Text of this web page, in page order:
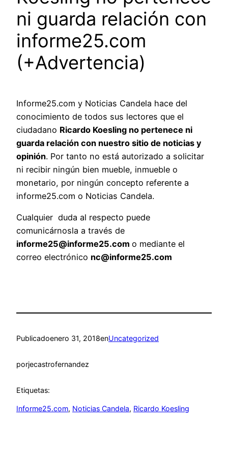
ni guarda relación con
informe25.com
(+Advertencia)
Informe25.com y Noticias Candela hace del
conocimiento de todos sus lectores que el
ciudadano Ricardo Koesling no pertenece ni
guarda relación con nuestro sitio de noticias y
opinión. Por tanto no está autorizado a solicitar
ni recibir ningún bien mueble, inmueble o
monetario, por ningún concepto referente a
informe25.com o Noticias Candela.
Cualquier duda al respecto puede
comunicárnosla a través de
informe25@informe25.com o mediante el
correo electrónico nc@informe25.com
Publicadoenero 31, 2018enUncategorized
porjecastrofernandez
Etiquetas:
Informe25.com, Noticias Candela, Ricardo Koesling